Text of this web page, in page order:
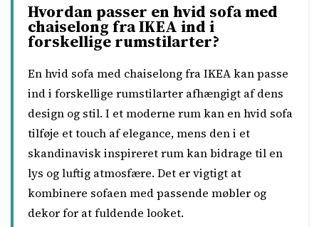
Hvordan passer en hvid sofa med
chaiselong fra IKEA ind i
forskellige rumstilarter?
En hvid sofa med chaiselong fra IKEA kan passe
ind i forskellige rumstilarter afhængigt af dens
design og stil. I et moderne rum kan en hvid sofa
tilføje et touch af elegance, mens den i et
skandinavisk inspireret rum kan bidrage til en
lys og luftig atmosfære. Det er vigtigt at
kombinere sofaen med passende møbler og
dekor for at fuldende looket.